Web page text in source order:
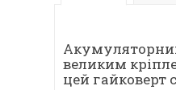
великим
цей гайковерт